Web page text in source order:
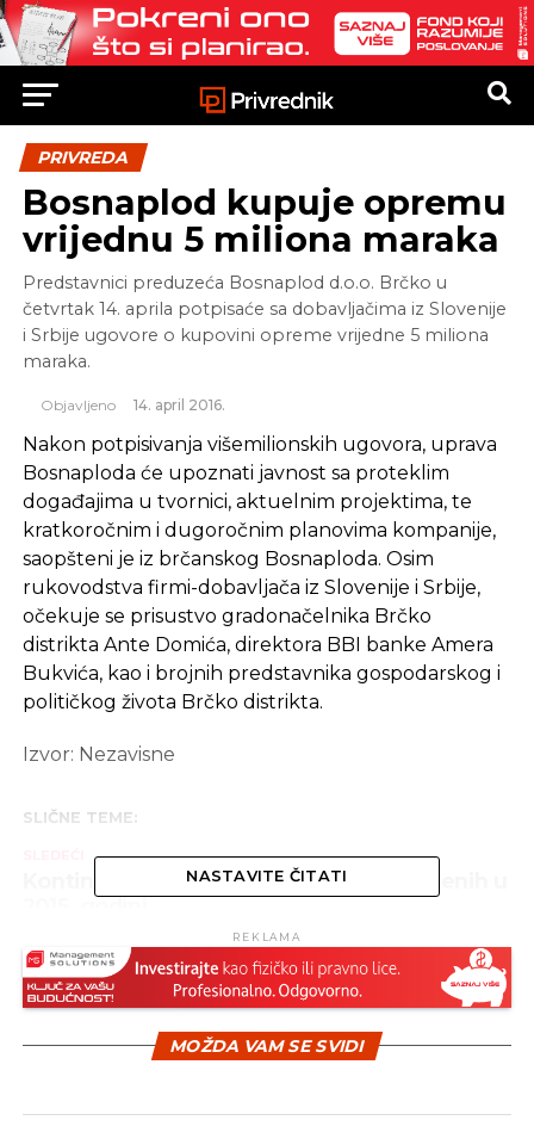
PRIVREDA
Bosnaplod kupuje opremu
vrijednu 5 miliona maraka
Predstavnici preduzeća Bosnaplod d.o.o. Brčko u
četvrtak 14. aprila potpisaće sa dobavljačima iz Slovenije
i Srbije ugovore o kupovini opreme vrijedne 5 miliona
maraka.
Objavljeno 14. april 2016.
Nakon potpisivanja višemilionskih ugovora, uprava
Bosnaploda će upoznati javnost sa proteklim
događajima u tvornici, aktuelnim projektima, te
kratkoročnim i dugoročnim planovima kompanije,
saopšteni je iz brčanskog Bosnaploda. Osim
rukovodstva firmi-dobavljača iz Slovenije i Srbije,
očekuje se prisustvo gradonačelnika Brčko
distrikta Ante Domića, direktora BBI banke Amera
Bukvića, kao i brojnih predstavnika gospodarskog i
političkog života Brčko distrikta.
Izvor: Nezavisne
SLIČNE TEME:
Kontinuirano smanjenje broja nezaposlenih u
Od 20. aprila veliki program za podršku
startap firmi
NASTAVITE ČITATI
REKLAMA
MOŽDA VAM SE SVIDI